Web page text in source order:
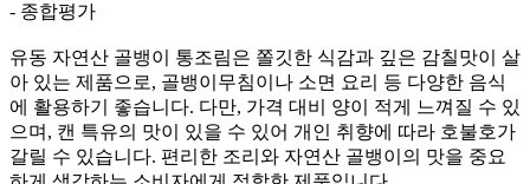
- 종합평가
유동 자연산 골뱅이 통조림은 쫄깃한 식감과 깊은 감칠맛이 살
아 있는 제품으로, 골뱅이무침이나 소면 요리 등 다양한 음식
에 활용하기 좋습니다. 다만, 가격 대비 양이 적게 느껴질 수 있
으며, 캔 특유의 맛이 있을 수 있어 개인 취향에 따라 호불호가
갈릴 수 있습니다. 편리한 조리와 자연산 골뱅이의 맛을 중요